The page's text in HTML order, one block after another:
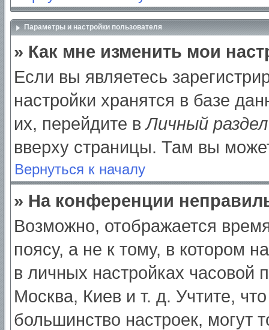
Параметры и настройки пользователя
» Как мне изменить мои
Если вы являетесь
настройки хранятся в базе
их, перейдите вЛичный раздел
вверху страницы. Там вы
Вернуться к началу
» На конференции
Возможно, отображается
поясу, а не к тому, в котором
в личных настройках часовой
Москва, Киев и т. д. Учтите,
большинство настроек, могут